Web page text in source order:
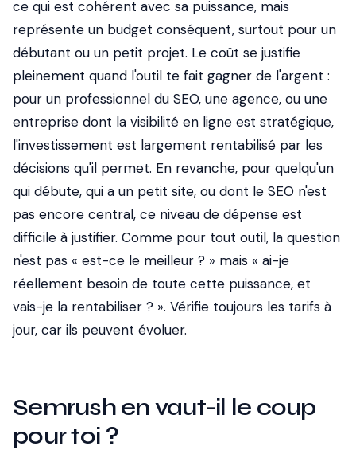
ce qui est cohérent avec sa puissance, mais
représente un budget conséquent, surtout pour un
débutant ou un petit projet. Le coût se justifie
pleinement quand l'outil te fait gagner de l'argent :
pour un professionnel du SEO, une agence, ou une
entreprise dont la visibilité en ligne est stratégique,
l'investissement est largement rentabilisé par les
décisions qu'il permet. En revanche, pour quelqu'un
qui débute, qui a un petit site, ou dont le SEO n'est
pas encore central, ce niveau de dépense est
difficile à justifier. Comme pour tout outil, la question
n'est pas « est-ce le meilleur ? » mais « ai-je
réellement besoin de toute cette puissance, et
vais-je la rentabiliser ? ». Vérifie toujours les tarifs à
jour, car ils peuvent évoluer.
Semrush en vaut-il le coup
pour toi ?